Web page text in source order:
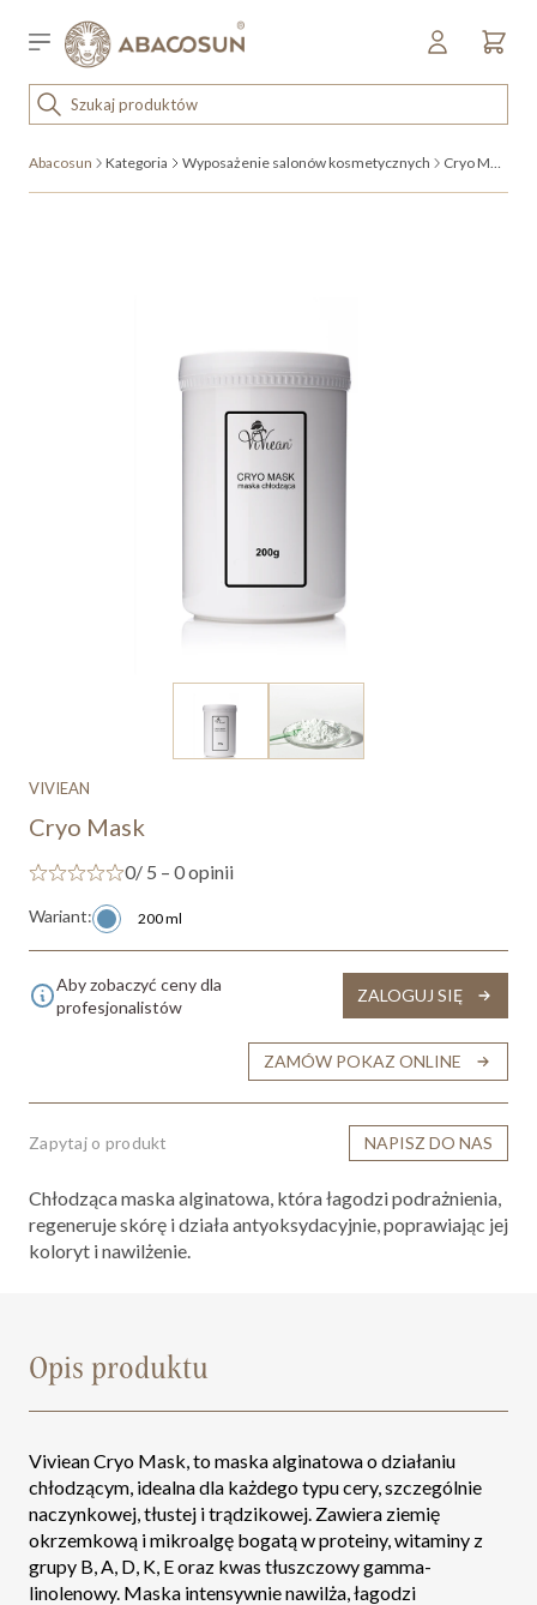
Sklep detaliczny
OUTLET
KOSMETYKI
Abacosun Kategoria Wyposażenie salonów kosmetycznych Cryo Mask
VIVIEAN
Cryo Mask
0/ 5 – 0 opinii
Wariant: 200 ml
Aby zobaczyć ceny dla
profesjonalistów
ZALOGUJ SIĘ
ZAMÓW POKAZ ONLINE
Zapytaj o produkt NAPISZ DO NAS
Chłodząca maska alginatowa, która łagodzi podrażnienia,
regeneruje skórę i działa antyoksydacyjnie, poprawiając jej
koloryt i nawilżenie.
Opis produktu
Viviean Cryo Mask, to maska alginatowa o działaniu
chłodzącym, idealna dla każdego typu cery, szczególnie
naczynkowej, tłustej i trądzikowej. Zawiera ziemię
okrzemkową i mikroalgę bogatą w proteiny, witaminy z
grupy B, A, D, K, E oraz kwas tłuszczowy gamma-
linolenowy. Maska intensywnie nawilża, łagodzi